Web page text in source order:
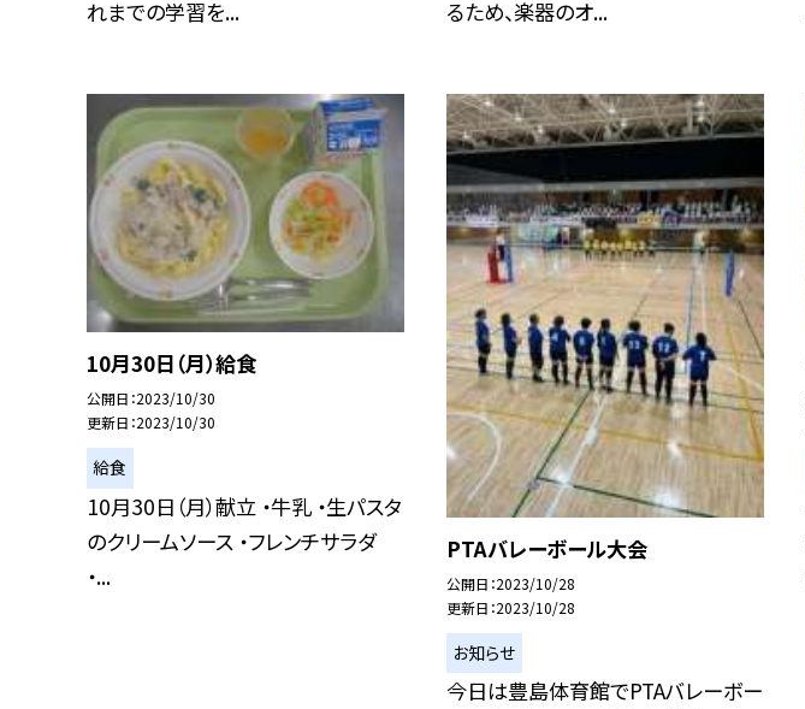
れまでの学習を...
るため、楽器のオ...
10月30日（月）給食
公開日 2023/10/30
更新日 2023/10/30
給食
10月30日（月）献立 ・牛乳 ・生パスタ
のクリームソース ・フレンチサラダ
・...
PTAバレーボール大会
公開日 2023/10/28
更新日 2023/10/28
お知らせ
今日は豊島体育館でPTAバレーボー